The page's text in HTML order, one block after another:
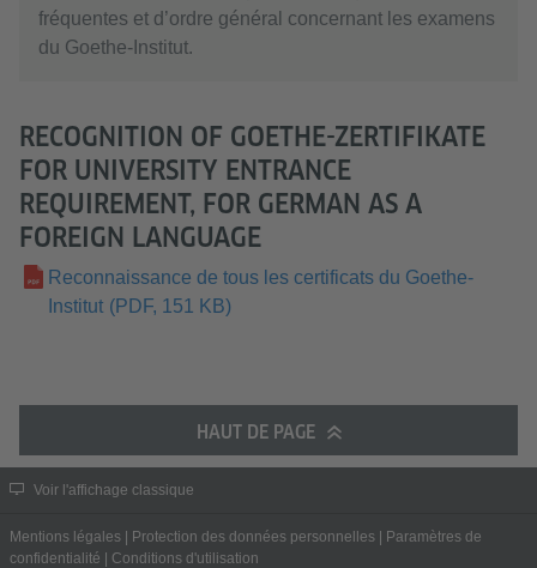
fréquentes et d’ordre général concernant les examens
du Goethe-Institut.
RECOGNITION OF GOETHE-ZERTIFIKATE
FOR UNIVERSITY ENTRANCE
REQUIREMENT, FOR GERMAN AS A
FOREIGN LANGUAGE
Reconnaissance de tous les certificats du Goethe-
Institut (PDF, 151 KB)
HAUT DE PAGE
Voir l'affichage classique
Mentions légales Protection des données personnelles
Paramètres de
confidentialité
Conditions d'utilisation